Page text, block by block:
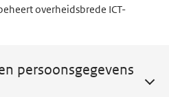
overheidsbrede ICT-
persoonsgegevens